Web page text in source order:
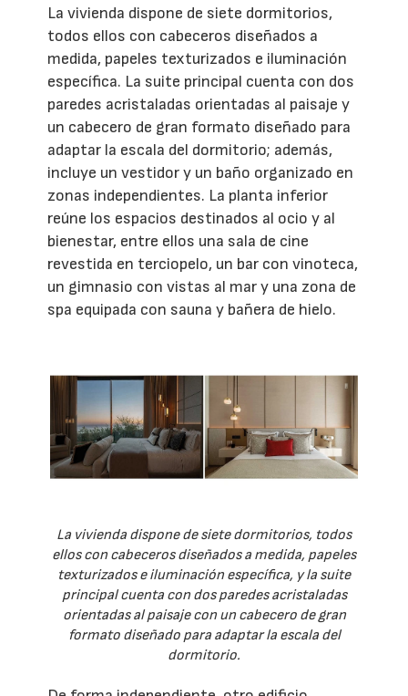
La vivienda dispone de siete dormitorios,
todos ellos con cabeceros diseñados a
medida, papeles texturizados e iluminación
específica. La suite principal cuenta con dos
paredes acristaladas orientadas al paisaje y
un cabecero de gran formato diseñado para
adaptar la escala del dormitorio; además,
incluye un vestidor y un baño organizado en
zonas independientes. La planta inferior
reúne los espacios destinados al ocio y al
bienestar, entre ellos una sala de cine
revestida en terciopelo, un bar con vinoteca,
un gimnasio con vistas al mar y una zona de
spa equipada con sauna y bañera de hielo.
La vivienda dispone de siete dormitorios, todos
ellos con cabeceros diseñados a medida, papeles
texturizados e iluminación específica, y la suite
principal cuenta con dos paredes acristaladas
orientadas al paisaje con un cabecero de gran
formato diseñado para adaptar la escala del
dormitorio.